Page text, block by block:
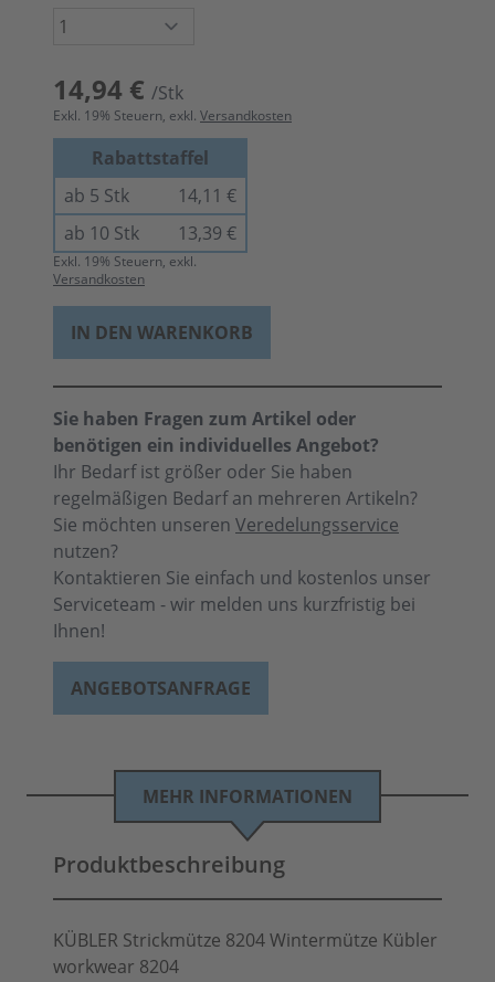
14,94 € /Stk
Exkl. 19% Steuern, exkl. Versandkosten
Rabattstaffel
ab 5 Stk
14,11 €
ab 10 Stk
13,39 €
Exkl. 19% Steuern, exkl.
Versandkosten
IN DEN WARENKORB
Sie haben Fragen zum Artikel oder
benötigen ein individuelles Angebot?
Ihr Bedarf ist größer oder Sie haben
regelmäßigen Bedarf an mehreren Artikeln?
Sie möchten unseren Veredelungsservice
nutzen?
Kontaktieren Sie einfach und kostenlos unser
Serviceteam - wir melden uns kurzfristig bei
Ihnen!
ANGEBOTSANFRAGE
MEHR INFORMATIONEN
Produktbeschreibung
KÜBLER Strickmütze 8204 Wintermütze Kübler
workwear 8204